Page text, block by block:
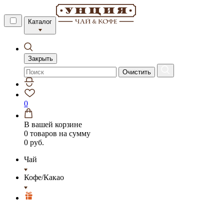
Каталог
Закрыть
Очистить
0
В вашей корзине
0 товаров на сумму
0 руб.
Чай
Кофе/Какао